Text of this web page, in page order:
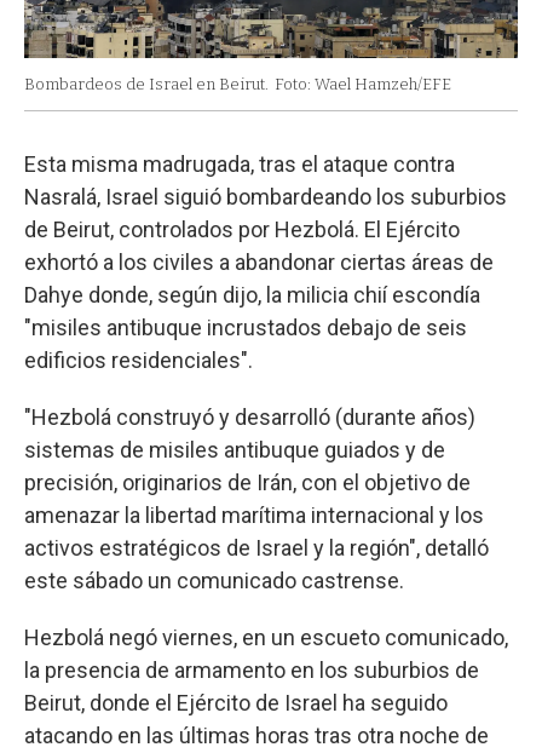
Bombardeos de Israel en Beirut. Foto: Wael Hamzeh/EFE
Esta misma madrugada, tras el ataque contra
Nasralá, Israel siguió bombardeando los suburbios
de Beirut, controlados por Hezbolá. El Ejército
exhortó a los civiles a abandonar ciertas áreas de
Dahye donde, según dijo, la milicia chií escondía
"misiles antibuque incrustados debajo de seis
edificios residenciales".
"Hezbolá construyó y desarrolló (durante años)
sistemas de misiles antibuque guiados y de
precisión, originarios de Irán, con el objetivo de
amenazar la libertad marítima internacional y los
activos estratégicos de Israel y la región", detalló
este sábado un comunicado castrense.
Hezbolá negó viernes, en un escueto comunicado,
la presencia de armamento en los suburbios de
Beirut, donde el Ejército de Israel ha seguido
atacando en las últimas horas tras otra noche de